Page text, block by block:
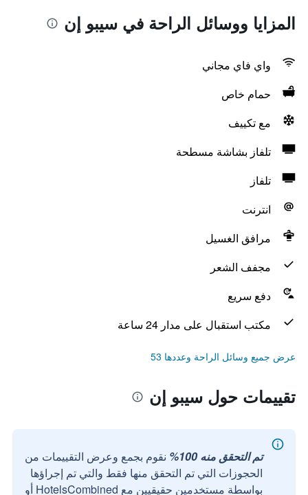
المزايا ووسائل الراحة في سيبو إن
واي فاي مجاني
حمام خاص
مع تكييف
تلفاز بشاشة مسطحة
تلفاز
انترنت
مرافق الغسيل
مجفف الشعر
دفع سريع
مكتب استقبال على مدار 24 ساعة
عرض جميع وسائل الراحة وعددها 53
تقييمات حول سيبو إن
تم التحقق منه 100%
نقوم بجمع وعرض التقييمات من
الحجوزات التي تم التحقق منها فقط والتي تم إجراؤها
بواسطة مستخدمين حقيقيين مع HotelsCombined أو